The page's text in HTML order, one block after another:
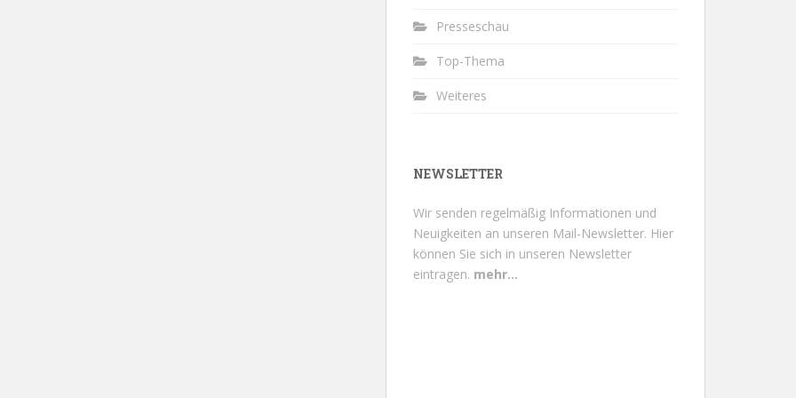
Presseschau
Top-Thema
Weiteres
NEWSLETTER
Wir senden regelmäßig Informationen und
Neuigkeiten an unseren Mail-Newsletter. Hier
können Sie sich in unseren Newsletter
eintragen. mehr...